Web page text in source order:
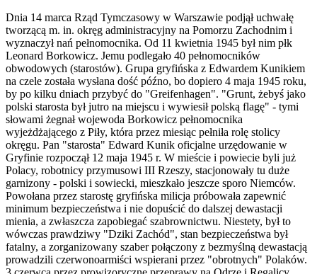
Dnia 14 marca Rząd Tymczasowy w Warszawie podjął uchwałę
tworzącą m. in. okręg administracyjny na Pomorzu Zachodnim i
wyznaczył nań pełnomocnika. Od 11 kwietnia 1945 był nim płk
Leonard Borkowicz. Jemu podlegało 40 pełnomocników
obwodowych (starostów). Grupa gryfińska z Edwardem Kunikiem
na czele została wysłana dość późno, bo dopiero 4 maja 1945 roku,
by po kilku dniach przybyć do "Greifenhagen". "Grunt, żebyś jako
polski starosta był jutro na miejscu i wywiesił polską flagę" - tymi
słowami żegnał wojewoda Borkowicz pełnomocnika
wyjeżdżającego z Piły, która przez miesiąc pełniła rolę stolicy
okręgu. Pan "starosta" Edward Kunik oficjalne urzędowanie w
Gryfinie rozpoczął 12 maja 1945 r. W mieście i powiecie byli już
Polacy, robotnicy przymusowi III Rzeszy, stacjonowały tu duże
garnizony - polski i sowiecki, mieszkało jeszcze sporo Niemców.
Powołana przez starostę gryfińska milicja próbowała zapewnić
minimum bezpieczeństwa i nie dopuścić do dalszej dewastacji
mienia, a zwłaszcza zapobiegać szabrownictwu. Niestety, był to
wówczas prawdziwy "Dziki Zachód", stan bezpieczeństwa był
fatalny, a zorganizowany szaber połączony z bezmyślną dewastacją
prowadzili czerwonoarmiści wspierani przez "obrotnych" Polaków.